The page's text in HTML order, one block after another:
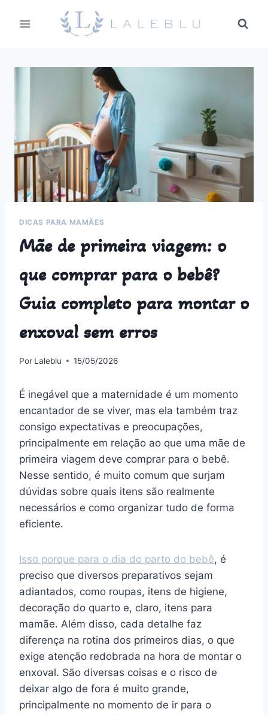
para
DICAS PARA MAMÃES
Mãe de primeira viagem: o
que comprar para o bebê?
Guia completo para montar o
enxoval sem erros
Por Laleblu 15/05/2026
É inegável que a maternidade é um momento
encantador de se viver, mas ela também traz
consigo expectativas e preocupações,
principalmente em relação ao que uma mãe de
primeira viagem deve comprar para o bebê.
Nesse sentido, é muito comum que surjam
dúvidas sobre quais itens são realmente
necessários e como organizar tudo de forma
eficiente.
Isso porque para o dia do parto do bebê, é
preciso que diversos preparativos sejam
adiantados, como roupas, itens de higiene,
decoração do quarto e, claro, itens para
mamãe. Além disso, cada detalhe faz
diferença na rotina dos primeiros dias, o que
exige atenção redobrada na hora de montar o
enxoval. São diversas coisas e o risco de
deixar algo de fora é muito grande,
principalmente no momento de ir para o